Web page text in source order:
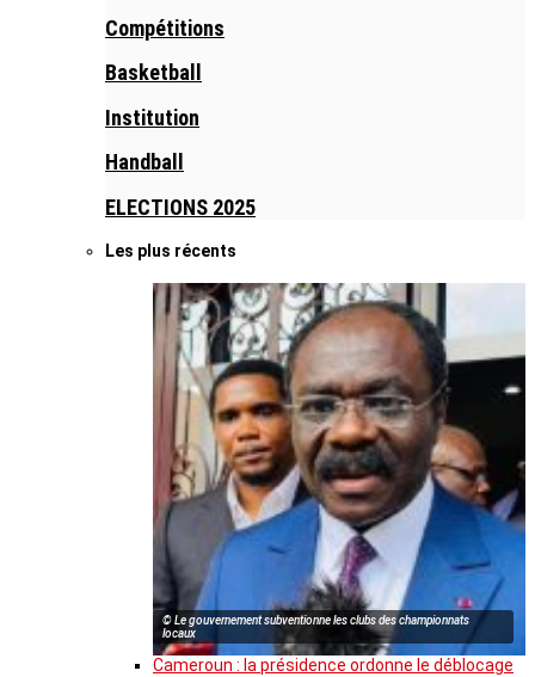
Compétitions
Basketball
Institution
Handball
ELECTIONS 2025
Les plus récents
© Le gouvernement subventionne les clubs des championnats
locaux
Cameroun : la présidence ordonne le déblocage